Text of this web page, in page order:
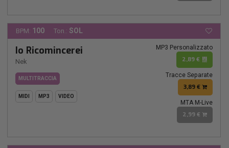
BPM: 100 Ton.: SOL
Io Ricomincerei
Nek
MULTITRACCIA
MIDI MP3 VIDEO
MP3 Personalizzato
2,89 €
Tracce Separate
3,89 €
MTA M-Live
2,99 €